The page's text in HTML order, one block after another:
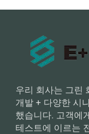
우리 회사는 그린
개발 + 다양한 시
했습니다. 고객에
테스트에 이르는